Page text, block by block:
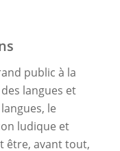
public à la
langues et
le
ludique et
être, avant tout,